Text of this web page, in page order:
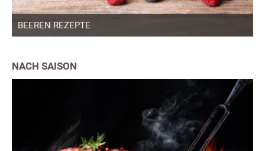
BEEREN REZEPTE
NACH SAISON